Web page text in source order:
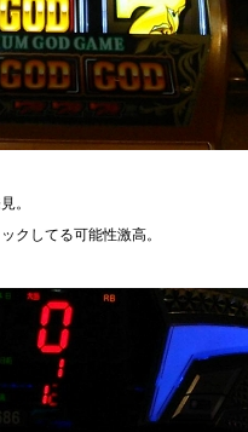
。
クしてる可能性激高。